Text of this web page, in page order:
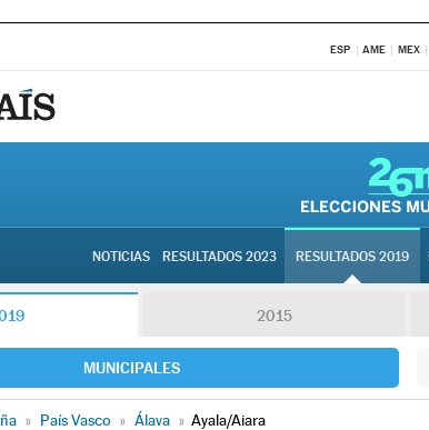
ESP AME MEX
NOTICIAS RESULTADOS 2023 RESULTADOS 2019
2015
MUNICIPALES
» País Vasco » Álava » Ayala/Aiara